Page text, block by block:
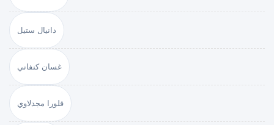
دانيال ستيل
غسان كنفاني
فلورا مجدلاوي